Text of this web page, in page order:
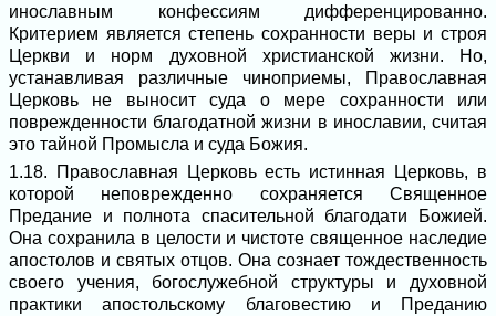
инославным конфессиям дифференцированно.
Критерием является степень сохранности веры и строя
Церкви и норм духовной христианской жизни. Но,
устанавливая различные чиноприемы, Православная
Церковь не выносит суда о мере сохранности или
поврежденности благодатной жизни в инославии, считая
это тайной Промысла и суда Божия.
1.18. Православная Церковь есть истинная Церковь, в
которой неповрежденно сохраняется Священное
Предание и полнота спасительной благодати Божией.
Она сохранила в целости и чистоте священное наследие
апостолов и святых отцов. Она сознает тождественность
своего учения, богослужебной структуры и духовной
практики апостольскому благовестию и Преданию